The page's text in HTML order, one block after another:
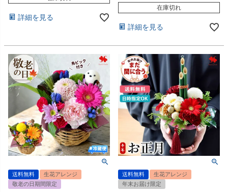
詳細を見る
在庫切れ
詳細を見る
送料無料
生花アレンジ
敬老の日期間限定
送料無料
生花アレンジ
年末お届け限定